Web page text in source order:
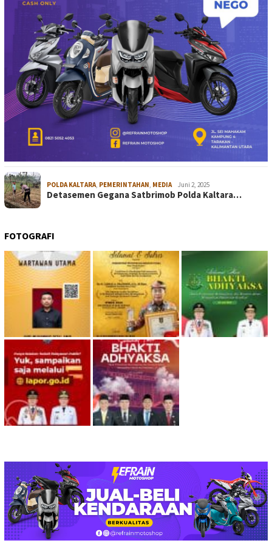
POLDA KALTARA PEMERINTAHAN MEDIA Juni 2, 2025
Detasemen Gegana Satbrimob Polda Kaltara…
FOTOGRAFI